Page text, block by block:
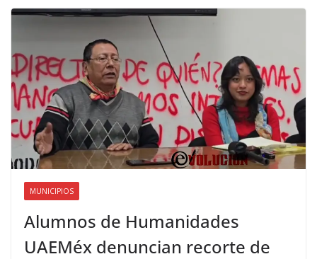
MUNICIPIOS
Alumnos de Humanidades
UAEMéx denuncian recorte de